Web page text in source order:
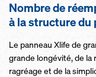
Nombre de
à la structure du
Le panneau Xlife de
grande longévité, de
ragréage et de la